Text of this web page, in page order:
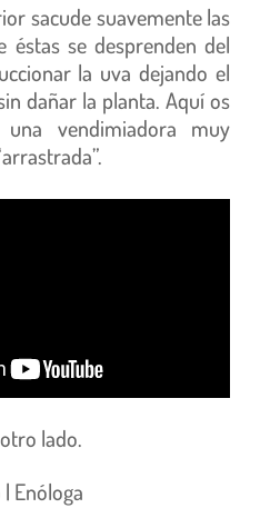
sacude suavemente las
éstas se desprenden del
la uva dejando el
dañar la planta. Aquí os
vendimiadora muy
lado.
Enóloga